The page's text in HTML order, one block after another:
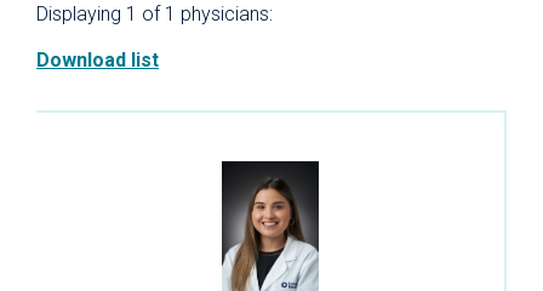
Displaying 1 of 1 physicians:
Download list